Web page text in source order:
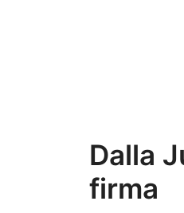
Dalla
firma